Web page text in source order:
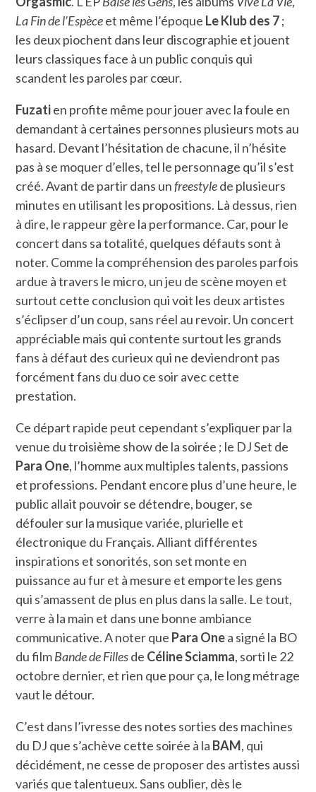
La Fin de l’Espèceet même l’époque Le Klub des 7;
les deux piochent dans leur discographie et jouent
leurs classiques face à un public conquis qui
scandent les paroles par cœur.
Fuzatien profite même pour jouer avec la foule en
demandant à certaines personnes plusieurs mots au
hasard. Devant l’hésitation de chacune, il n’hésite
pas à se moquer d’elles, tel le personnage qu’il s’est
créé. Avant de partir dans unfreestylede plusieurs
minutes en utilisant les propositions. Là dessus, rien
à dire, le rappeur gère la performance. Car, pour le
concert dans sa totalité, quelques défauts sont à
noter. Comme la compréhension des paroles parfois
ardue à travers le micro, un jeu de scène moyen et
surtout cette conclusion qui voit les deux artistes
s’éclipser d’un coup, sans réel au revoir. Un concert
appréciable mais qui contente surtout les grands
fans à défaut des curieux qui ne deviendront pas
forcément fans du duo ce soir avec cette
prestation.
Ce départ rapide peut cependant s’expliquer par la
venue du troisième show de la soirée ; le DJ Set de
Para One, l’homme aux multiples talents, passions
et professions. Pendant encore plus d’une heure, le
public allait pouvoir se détendre, bouger, se
défouler sur la musique variée, plurielle et
électronique du Français. Alliant différentes
inspirations et sonorités, son set monte en
puissance au fur et à mesure et emporte les gens
qui s’amassent de plus en plus dans la salle. Le tout,
verre à la main et dans une bonne ambiance
communicative. A noter que Para Onea signé la BO
du filmBande de Fillesde Céline Sciamma, sorti le 22
octobre dernier, et rien que pour ça, le long métrage
vaut le détour.
C’est dans l’ivresse des notes sorties des machines
du DJ que s’achève cette soirée à la BAM, qui
décidément, ne cesse de proposer des artistes aussi
variés que talentueux. Sans oublier, dès le